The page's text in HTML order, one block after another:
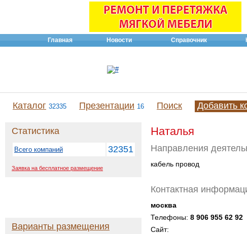
Главная Новости Справочник
Каталог 32335 Презентации 16 Поиск Добавить
Статистика
Всего компаний 32351
Заявка на бесплатное размещение
Варианты размещения
Наталья
Направления
кабель провод
Контактная
москва
Телефоны: 8 906 955 62 92
Сайт: